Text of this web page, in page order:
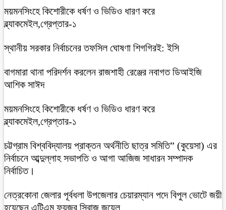
ময়মনসিংহে কিশোরীকে ধর্ষণ ও ভিডিও ধারণ করে
ব্ল্যাকমেইল,গ্রেপ্তার-১
স্থানীয় সরকার নির্বাচনের তফসিল ঘোষণা শিগগিরই: ইসি
বাগমারা থানা পরিদর্শন করলেন রাজশাহী রেঞ্জের নবাগত ডিআইজি
আশিক সাঈদ
ময়মনসিংহে কিশোরীকে ধর্ষণ ও ভিডিও ধারণ করে
ব্ল্যাকমেইল,গ্রেপ্তার-১
চট্টগ্রাম বিশ্ববিদ্যালয় প্রাক্তন অর্থনীতি ছাত্র সমিতি” (কুয়েসা) এর
নির্বাচনে আব্দুল্লাহ সভাপতি ও আগা আজিজ সাধারন সম্পাদক
নির্বাচিত।
নেত্রকোনা জেলার পূর্বধলা উপজেলার চেয়ারম্যান পদে বিপুল ভোটে জয়ী
হয়েছেন এটিএম ফয়জুর সিরাজ জুয়েল